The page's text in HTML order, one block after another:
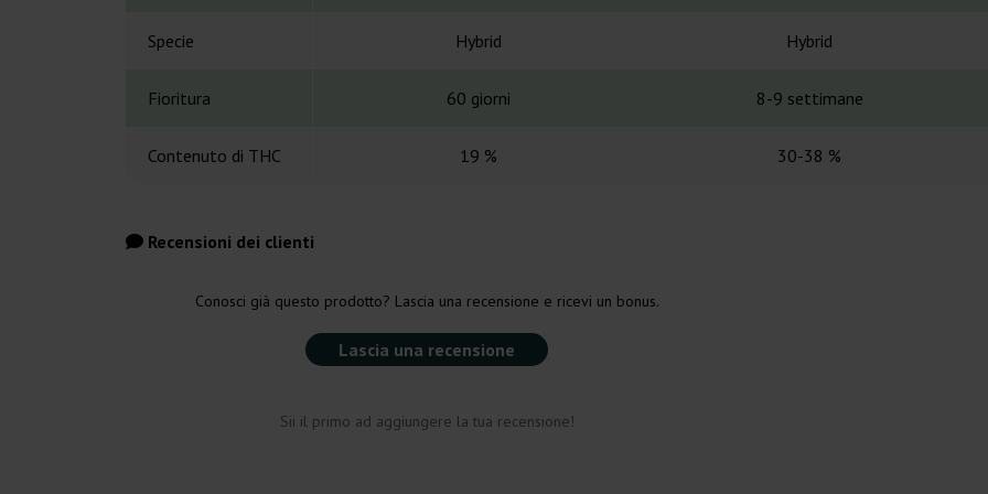
Specie Hybrid Hybrid
Fioritura 60 giorni 8-9 settimane
Contenuto di THC 19 % 30-38 %
Recensioni dei clienti
Conosci già questo prodotto? Lascia una recensione e ricevi un bonus.
Lascia una recensione
Sii il primo ad aggiungere la tua recensione!